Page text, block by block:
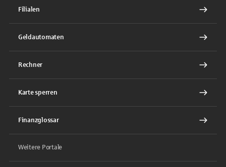
Filialen
Geldautomaten
Rechner
Karte sperren
Finanzglossar
Weitere Portale